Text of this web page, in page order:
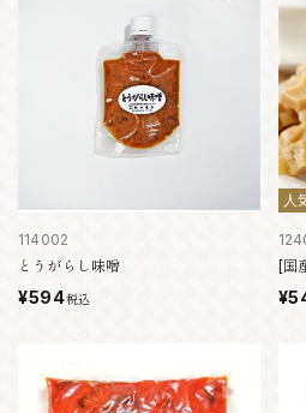
114002
とうがらし味噌
¥594税込
人
[国